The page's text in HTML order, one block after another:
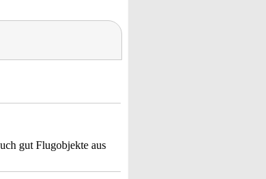
gut Flugobjekte aus